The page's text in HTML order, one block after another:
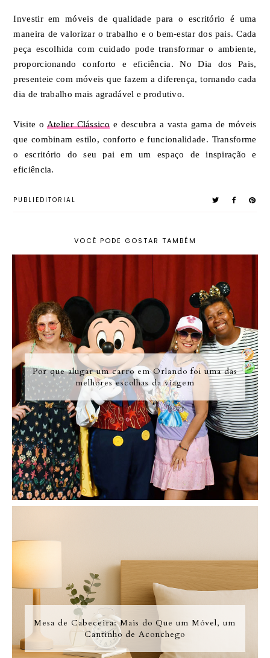
Investir em móveis de qualidade para o escritório é uma
maneira de valorizar o trabalho e o bem-estar dos pais. Cada
peça escolhida com cuidado pode transformar o ambiente,
proporcionando conforto e eficiência. No Dia dos Pais,
presenteie com móveis que fazem a diferença, tornando cada
dia de trabalho mais agradável e produtivo.
Visite o Atelier Clássicoe descubra a vasta gama de móveis
que combinam estilo, conforto e funcionalidade. Transforme
o escritório do seu pai em um espaço de inspiração e
eficiência.
PUBLIEDITORIAL
VOCÊ PODE GOSTAR TAMBÉM
Por que alugar um carro em Orlando foi uma das
melhores escolhas da viagem
Mesa de Cabeceira: Mais do Que um Móvel, um
Cantinho de Aconchego